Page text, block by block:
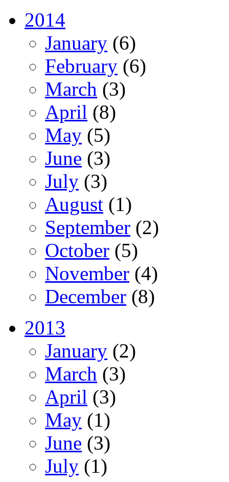
2014
January (6)
February (6)
March (3)
April (8)
May (5)
June (3)
July (3)
August (1)
September (2)
October (5)
November (4)
December (8)
2013
January (2)
March (3)
April (3)
May (1)
June (3)
July (1)